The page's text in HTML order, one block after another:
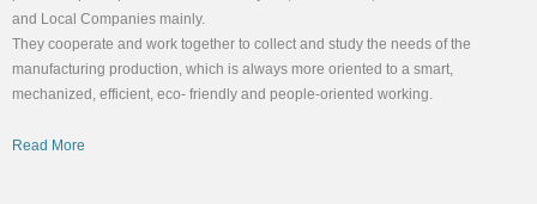
and Local Companies mainly.
They cooperate and work together to collect and study the needs of the
manufacturing production, which is always more oriented to a smart,
mechanized, efficient, eco- friendly and people-oriented working.
Read More